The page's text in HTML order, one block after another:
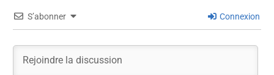
S’abonner Connexion